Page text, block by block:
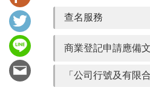
查名服務
商業登記申請應備
「公司行號及有限